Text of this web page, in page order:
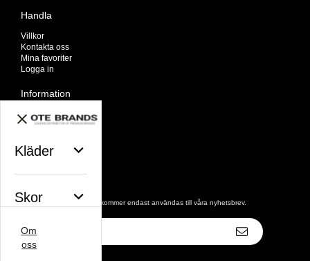
Kläder
Skor
Väskor
Handla
Villkor
Kontakta oss
Mina favoriter
Logga in
Information
Om oss
Nyheter
Avtalskund
De uppgifter du matar in kommer endast användas till våra nyhetsbrev.
postadress
Om
oss